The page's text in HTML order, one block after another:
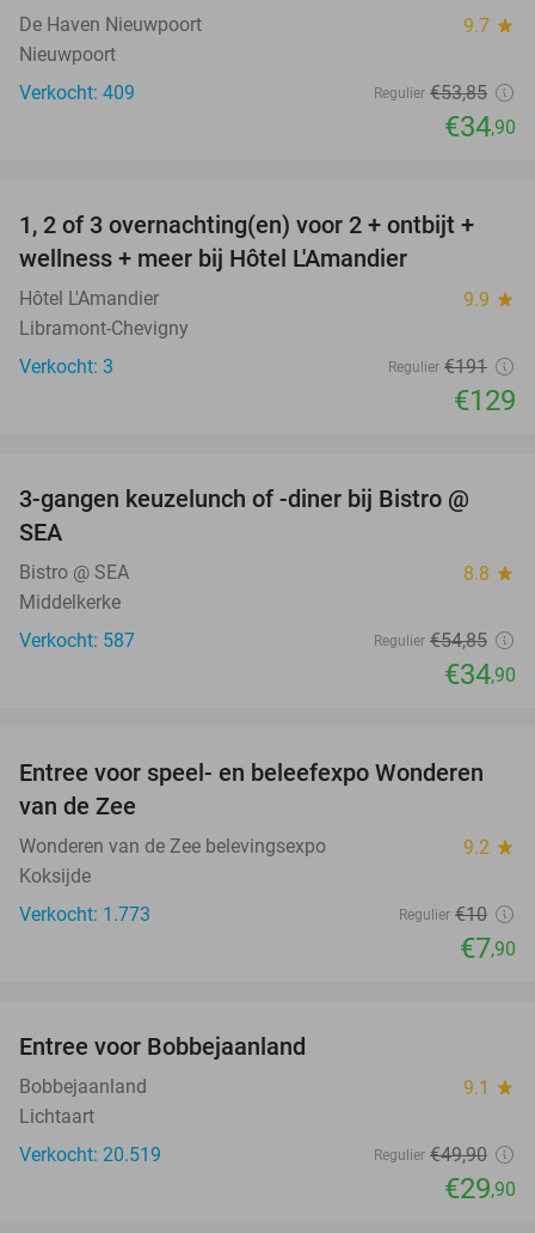
De Haven Nieuwpoort 9.7 star
Nieuwpoort
Verkocht: 409
Regulier €53,85
€34,90
32%
TODAY
1, 2 of 3 overnachting(en) voor 2 + ontbijt +
wellness + meer bij Hôtel L'Amandier
Hôtel L'Amandier 9.9 star
Libramont-Chevigny
Verkocht: 3
Regulier €191
€129
36%
3-gangen keuzelunch of -diner bij Bistro @
SEA
Bistro @ SEA 8.8 star
Middelkerke
Verkocht: 587
Regulier €54,85
€34,90
21%
Entree voor speel- en beleefexpo Wonderen
van de Zee
Wonderen van de Zee belevingsexpo 9.2 star
Koksijde
Verkocht: 1.773
Regulier €10
€7,90
Entree voor Bobbejaanland
Bobbejaanland 9.1 star
Lichtaart
Verkocht: 20.519
Regulier €49,90
€29,90